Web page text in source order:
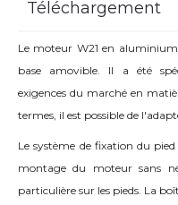
Téléchargement
Le moteur W21 en
base amovible. Il a été
exigences du marché en
termes, il est possible de
Le système de fixation du
montage du moteur sans
particulière sur les pieds. La